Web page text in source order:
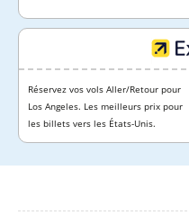
Réservez vos vols Aller/Retour pour
Los Angeles. Les meilleurs prix pour
les billets vers les États-Unis.